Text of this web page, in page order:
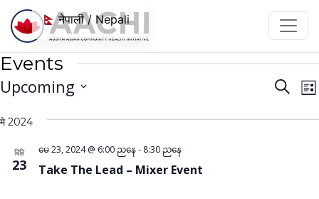
सामग्रीमा जानुहोस्
Events
SearchList
Upcoming
date.
मे 2024
बिहि
23 Take The Lead – Mixer Event
မေ 23, 2024 @ 6:00 ညနေ- 8:30 ညနေ
नेपाली / Nepali